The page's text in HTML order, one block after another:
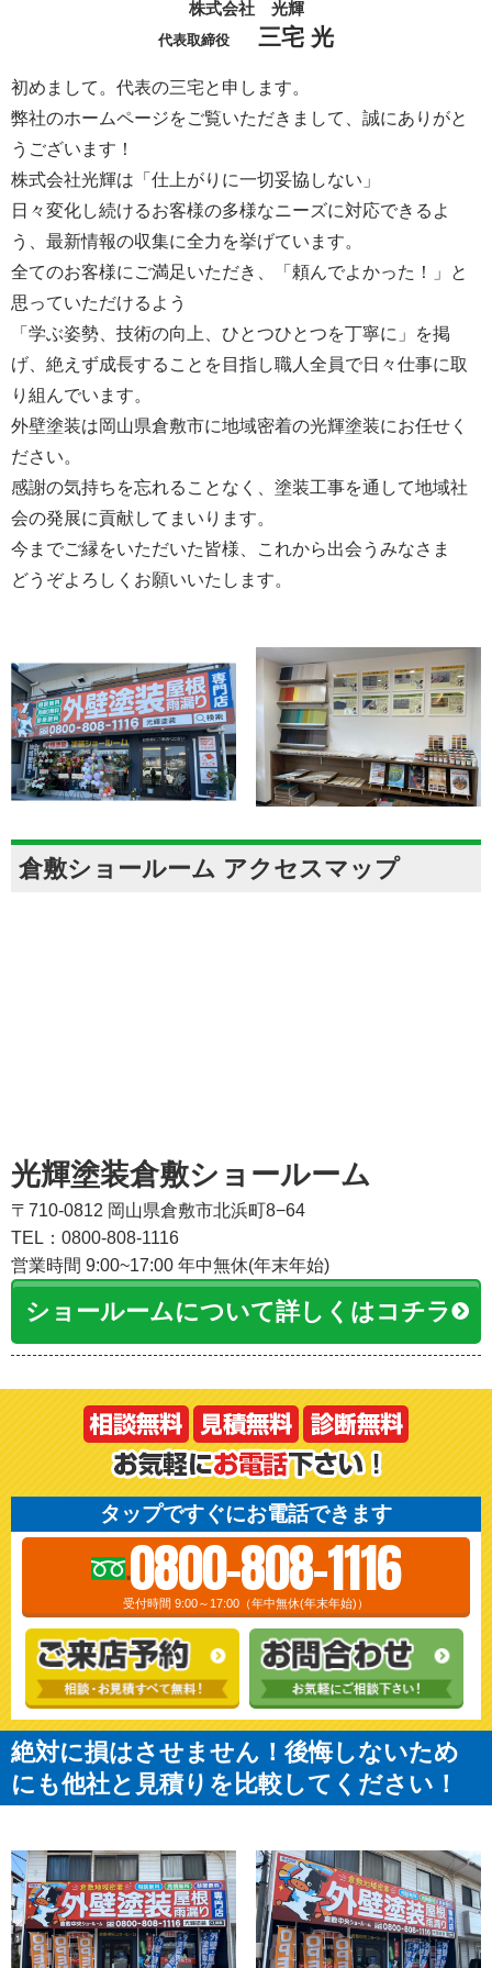
株式会社 光輝
代表取締役 三宅 光
初めまして。代表の三宅と申します。
弊社のホームページをご覧いただきまして、誠にありがと
うございます！
株式会社光輝は「仕上がりに一切妥協しない」
日々変化し続けるお客様の多様なニーズに対応できるよ
う、最新情報の収集に全力を挙げています。
全てのお客様にご満足いただき、「頼んでよかった！」と
思っていただけるよう
「学ぶ姿勢、技術の向上、ひとつひとつを丁寧に」を掲
げ、絶えず成長することを目指し職人全員で日々仕事に取
り組んでいます。
外壁塗装は岡山県倉敷市に地域密着の光輝塗装にお任せく
ださい。
感謝の気持ちを忘れることなく、塗装工事を通して地域社
会の発展に貢献してまいります。
今までご縁をいただいた皆様、これから出会うみなさま
どうぞよろしくお願いいたします。
倉敷ショールーム アクセスマップ
光輝塗装倉敷ショールーム
〒710-0812 岡山県倉敷市北浜町8−64
TEL：0800-808-1116
営業時間 9:00~17:00 年中無休(年末年始)
ショールームについて詳しくはコチラ
タップですぐにお電話できます
0800-808-1116
受付時間 9:00～17:00（年中無休(年末年始)）
絶対に損はさせません！後悔しないため
にも他社と見積りを比較してください！